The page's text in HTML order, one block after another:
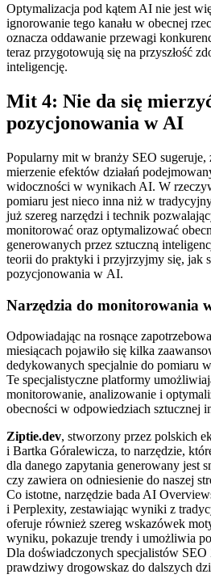
Optymalizacja pod kątem AI nie jest
ignorowanie tego kanału w obecnej
oznacza oddawanie przewagi
teraz przygotowują się na przyszłość
inteligencję.
Mit 4: Nie da się
pozycjonowania w AI
Popularny mit w branży SEO sugeruje,
mierzenie efektów działań
widoczności w wynikach AI. W
pomiaru jest nieco inna niż w
już szereg narzędzi i technik
monitorować oraz optymalizować
generowanych przez sztuczną
teorii do praktyki i przyjrzyjmy się, jak
pozycjonowania w AI.
Narzędzia do monitorowania
Odpowiadając na rosnące
miesiącach pojawiło się kilka
dedykowanych specjalnie do pomiaru
Te specjalistyczne platformy
monitorowanie, analizowanie i
obecności w odpowiedziach sztucznej
Ziptie.dev, stworzony przez polskich
i Bartka Góralewicza, to narzędzie,
dla danego zapytania generowany jest
czy zawiera on odniesienie do naszej
Co istotne, narzędzie bada AI
i Perplexity, zestawiając wyniki z
oferuje również szereg wskazówek
wyniku, pokazuje trendy i umożliwia
Dla doświadczonych specjalistów
prawdziwy drogowskaz do dalszych